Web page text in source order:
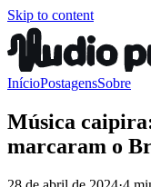
Skip to content
InícioPostagensSobre
Música caipira:
marcaram o